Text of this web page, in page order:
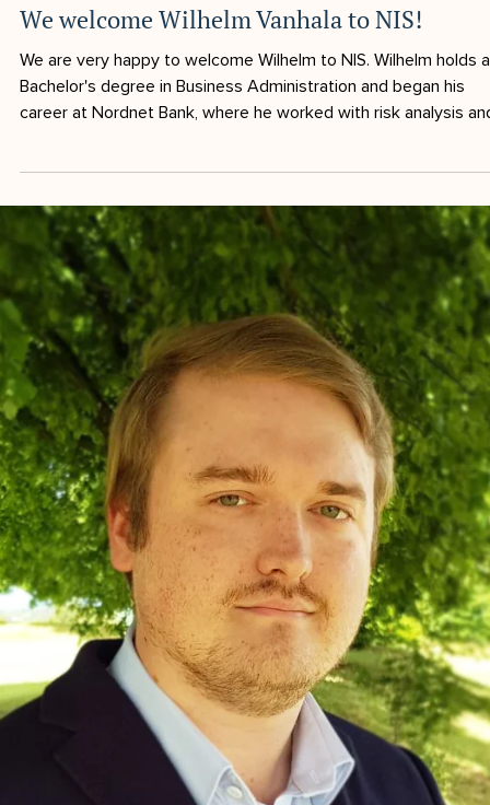
1 min läsning
We welcome Wilhelm Vanhala to NIS!
We are very happy to welcome Wilhelm to NIS. Wilhelm holds a
Bachelor's degree in Business Administration and began his
career at Nordnet Bank, where he worked with risk analysis
accounts for private and corporate customers, among other
things. He then moved on to the fast-growing Aqua Dental
Group, where he developed from accounting economist to
Group Manager Finance. In the role of Group Finance Manager, he
led the accounting team and drove improvement and digitaliz